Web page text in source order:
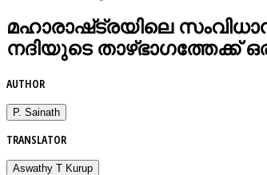
മഹാരാഷ്‌ട്രയിലെ
നദിയുടെ താഴ്ഭാഗത്തേക്ക്
AUTHOR
P. Sainath
TRANSLATOR
Aswathy T Kurup